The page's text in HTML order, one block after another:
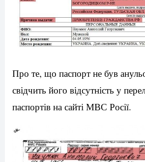
Про те, що паспорт не був
свідчить його відсутність у
паспортів на сайті МВС Росії.